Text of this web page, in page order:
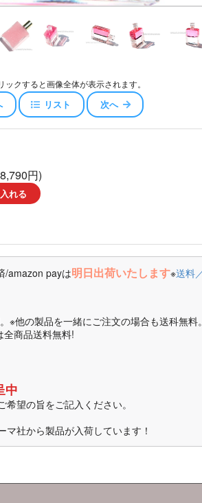
ショナー
ックすると画像全体が表示されます。
リスト 次へ
円)
れる
/amazon payは明日出荷いたします※送料
※他の製品を一緒にご注文の場合も送科無料。
商品送料無料!
中
望の旨をご記入ください。
社から製品が入荷しています！